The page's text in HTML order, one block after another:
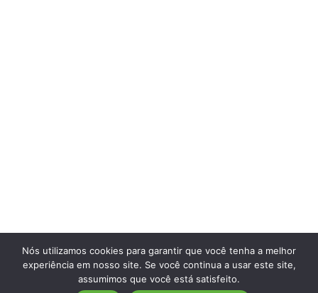
Nós utilizamos cookies para garantir que você tenha a melhor
experiência em nosso site. Se você continua a usar este site,
assumimos que você está satisfeito.